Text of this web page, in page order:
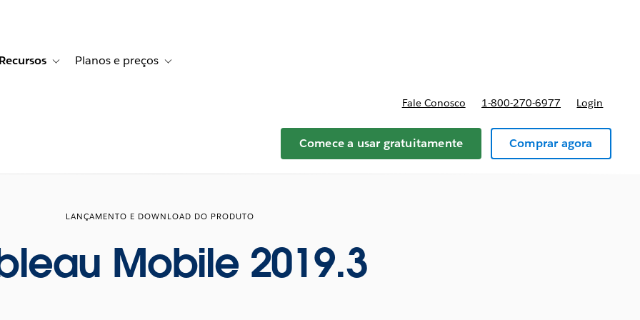
Histórias de clientes
sub-navigation for Soluções
Recursos Toggle sub-navigation for Recursos
Planos e preços Toggle sub-navigation for Planos e preços
Fale Conosco 1-800-270-6977 Login
Comece a usar gratuitamente Comprar agora
LANÇAMENTO E DOWNLOAD DO PRODUTO
Mobile 2019.3